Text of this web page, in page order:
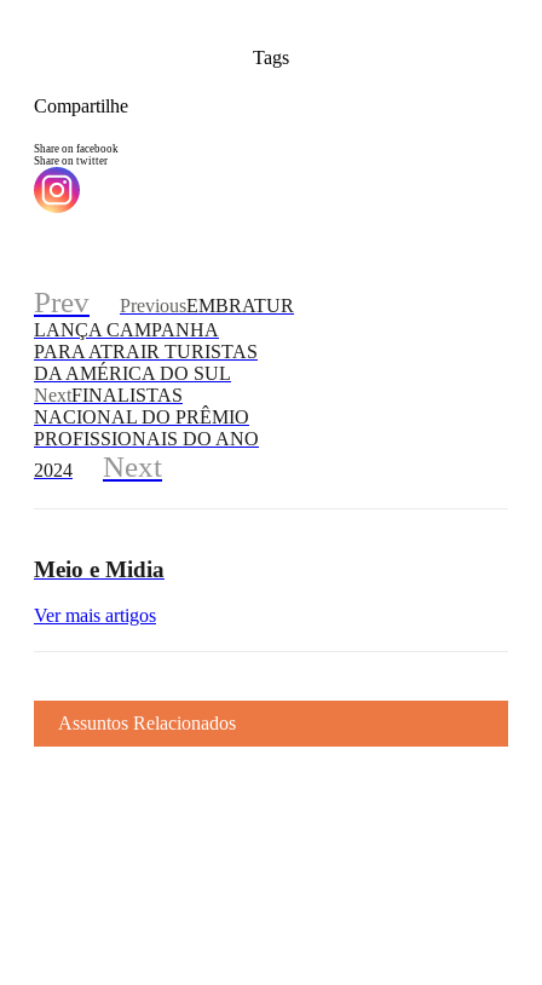
Tags
Compartilhe
Share on facebook
Share on twitter
Prev PreviousEMBRATUR
LANÇA CAMPANHA
PARA ATRAIR TURISTAS
DA AMÉRICA DO SUL
NextFINALISTAS
NACIONAL DO PRÊMIO
PROFISSIONAIS DO ANO
2024
Next
Meio e Midia
Ver mais artigos
Assuntos Relacionados